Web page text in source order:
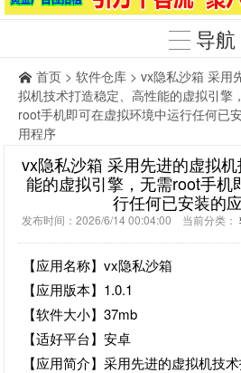
导航
首页 > 软件仓库 > vx隐私沙箱 采用
拟机技术打造稳定、高性能的虚拟引擎
root手机即可在虚拟环境中运行任何已
用程序
vx隐私沙箱 采用先进的虚拟
能的虚拟引擎，无需root手机
行任何已安装的
发布时间：2026/6/14 00:04:00 当前分类：
【应用名称】vx隐私沙箱
【应用版本】1.0.1
【软件大小】37mb
【适好平台】安卓
【应用简介】采用先进的虚拟机技